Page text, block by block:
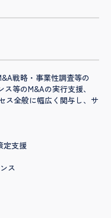
戦略・事業性調査等の
等のM&Aの実行支援、
ス全般に幅広く関与し、サ
定支援
ス